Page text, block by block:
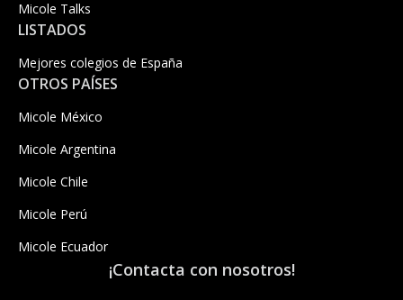
Micole Talks
LISTADOS
Mejores colegios de España
OTROS PAÍSES
Micole México
Micole Argentina
Micole Chile
Micole Perú
Micole Ecuador
¡Contacta con nosotros!